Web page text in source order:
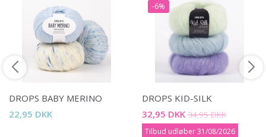
DROPS BABY MERINO
22,95 DKK
-6%
DROPS KID-SILK
32,95 DKK 34,95 DKK
Tilbud udløber 31/08/2026